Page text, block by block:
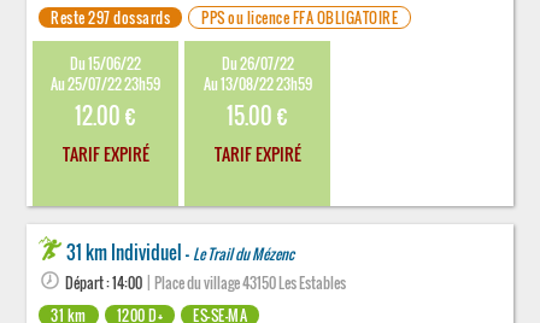
Reste 297 dossards PPS ou licence FFA OBLIGATOIRE
Du 15/06/22
Au 25/07/22 23h59
12.00 €
TARIF EXPIRÉ
Du 26/07/22
Au 13/08/22 23h59
15.00 €
TARIF EXPIRÉ
31 km Individuel - Le Trail du Mézenc
Départ : 14:00 | Place du village 43150 Les Estables
31 km
1200 D+
ES-SE-MA